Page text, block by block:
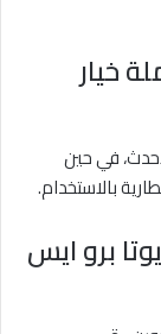
خيار
في حين
بالاستخدام.
برو ايس